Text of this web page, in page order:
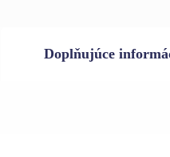
Doplňujúce